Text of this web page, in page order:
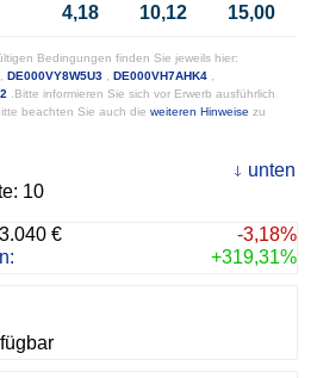
4,18 10,12 15,00
Bedingungen finden Sie jeweils hier:
DE000VY8W5U3 DE000VH7AHK4
.Bitte informieren Sie sich vor Erwerb ausführlich
beachten Sie auch die weiteren Hinweise zu
10
unten
3.040 €
-3,18%
+319,31%